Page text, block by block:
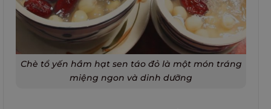
Chè tổ yến hầm hạt sen táo đỏ là một món tráng
miệng ngon và dinh dưỡng